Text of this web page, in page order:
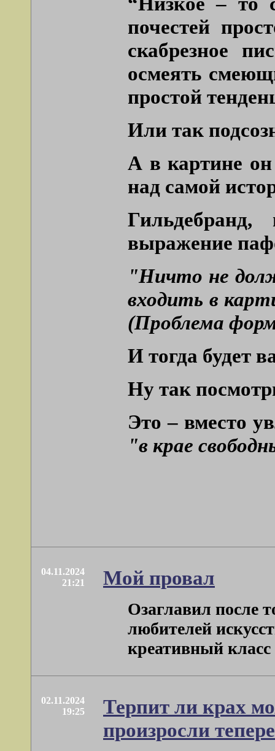
почестей
скабрезное
осмеять
простой
Или так
А в картине
над самой
Гильдебранд,
выражение
"Ничто не
входить в
(Проблема
И тогда будет
Ну так
Это – вместо
"в крае
04.11.2024
21:21
Мой провал
Озаглавил после
любителей
креативный класс
02.11.2024
19:25
Терпит ли крах
произросли